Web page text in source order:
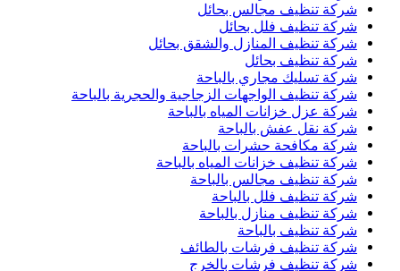
شركة تنظيف مجالس بحائل
شركة تنظيف فلل بحائل
شركة تنظيف المنازل والشقق بحائل
شركة تنظيف بحائل
شركة تسليك مجاري بالباحة
شركة تنظيف الواجهات الزجاجية والحجرية بالباحة
شركة عزل خزانات المياه بالباحة
شركة نقل عفش بالباحة
شركة مكافحة حشرات بالباحة
شركة تنظيف خزانات المياه بالباحة
شركة تنظيف مجالس بالباحة
شركة تنظيف فلل بالباحة
شركة تنظيف منازل بالباحة
شركة تنظيف بالباحة
شركة تنظيف فرشات بالطائف
شركة تنظيف فرشات بالخرج